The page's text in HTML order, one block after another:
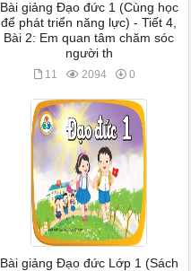
Bài giảng Đạo đức 1 (Cùng học
để phát triển năng lực) - Tiết 4,
Bài 2: Em quan tâm chăm sóc
người th
11 2094 0
Bài giảng Đạo đức Lớp 1 (Sách